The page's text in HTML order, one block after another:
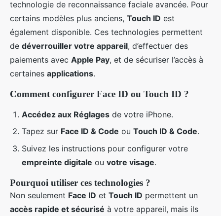
technologie de reconnaissance faciale avancée. Pour
certains modèles plus anciens, Touch ID est
également disponible. Ces technologies permettent
de déverrouiller votre appareil, d’effectuer des
paiements avec Apple Pay, et de sécuriser l’accès à
certaines applications.
Comment configurer Face ID ou Touch ID ?
Accédez aux Réglages de votre iPhone.
Tapez sur Face ID & Code ou Touch ID & Code.
Suivez les instructions pour configurer votre
empreinte digitale ou votre visage.
Pourquoi utiliser ces technologies ?
Non seulement Face ID et Touch ID permettent un
accès rapide et sécurisé à votre appareil, mais ils